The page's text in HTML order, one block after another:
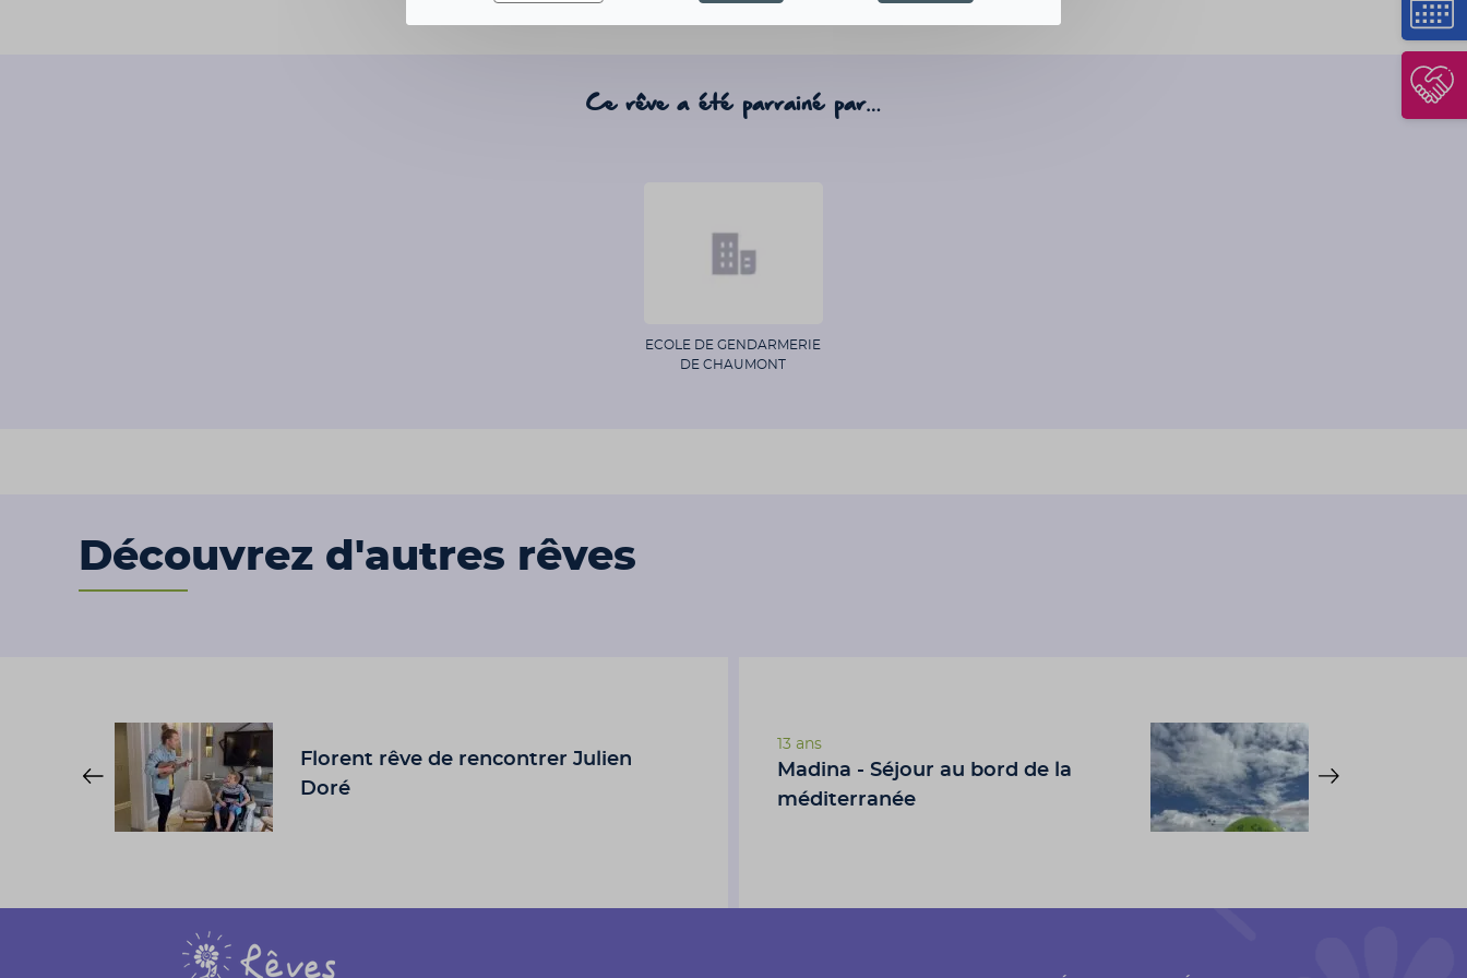
Ce rêve a été parrainé par…
ECOLE DE GENDARMERIE
DE CHAUMONT
Découvrez d'autres rêves
Florent rêve de rencontrer Julien
Doré
13 ans
Madina - Séjour au bord de la
méditerranée